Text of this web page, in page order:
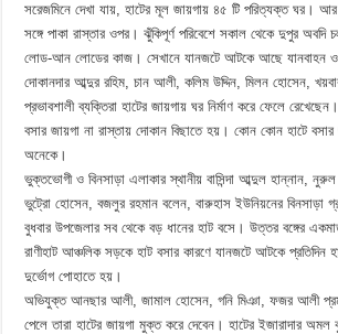
সরেজমিনে দেখা যায়, হাটের মূল জায়গায় ৪৫ টি পরিত্যক্ত ঘর। আর
সঙ্গে পাকা রাস্তার ওপর। ঝুঁকিপূর্ণ পরিবেশে সকাল থেকে দুপুর অবদি
লোড-আন লোডের কাজ। সেখানে যানজটে আটকে আছে যানবাহন ও
দোকানদার আব্দুর রহিম, চান আলী, কলিম উদ্দিন, মিলন হোসেন,
প্রভাবশালী ব্যক্তিরা হাটের জায়গায় ঘর নির্মাণ করে ফেলে
বসার জায়গা না রাস্তায় দোকান বিছাতে হয়। কোন কোন হাটে বসার
অনেকে।
ভুক্তভোগী ও বিনসাড়া এলাকার স্থানীয় বাসিন্দা আব্দুল হান্নান,
ভুট্রো হোসেন, বজলুর রহমান বলেন, বারুহাস ইউনিয়নের বিনসাড়া
বুধবার উপজেলার সব থেকে বড় ধানের হাট বসে। উত্তর বঙ্গের
রাণীহাট আঞ্চলিক সড়কে হাট বসার কারণে যানজটে আটকে প্রতিদিন
দুর্ভোগ পোহাতে হয়।
অভিযুক্ত আনছার আলী, জামাল হোসেন, গনি মিঞা, ফজর আলী প্রমূখ
পেলে তারা হাটের জায়গা মুক্ত করে দেবেন। হাটের ইজারাদার অমল